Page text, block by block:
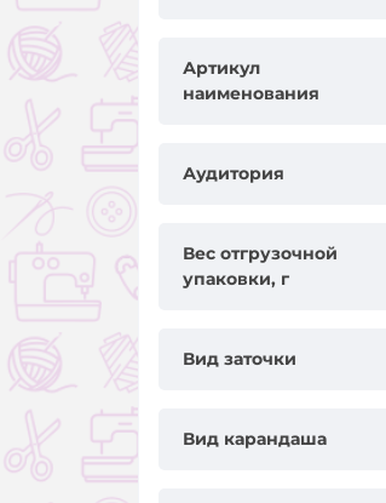
Артикул
наименования
Аудитория
Вес отгрузочной
упаковки, г
Вид заточки
Вид карандаша